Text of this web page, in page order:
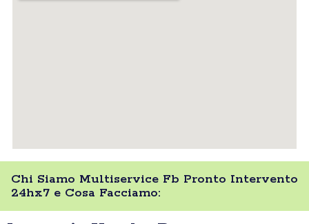
Chi Siamo Multiservice Fb Pronto Intervento
24hx7 e Cosa Facciamo: